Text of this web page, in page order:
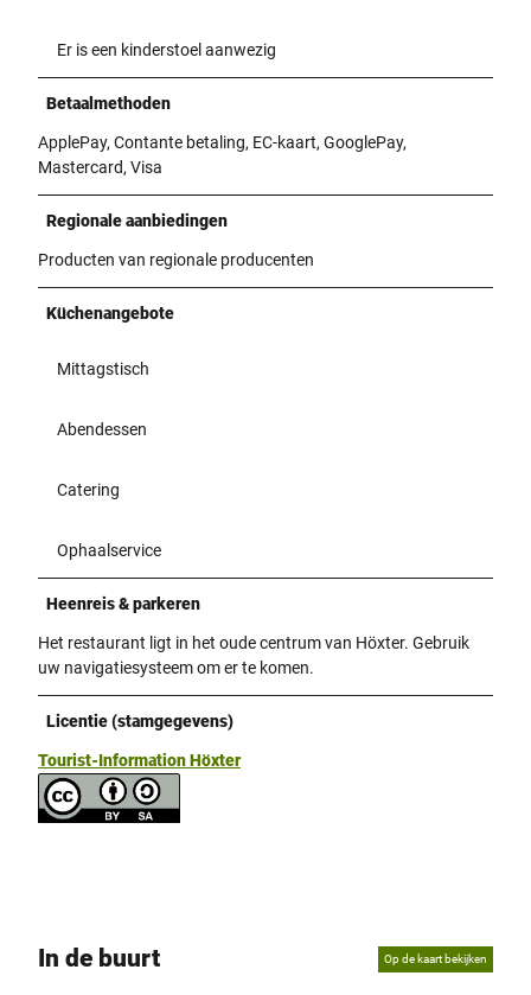
Er is een kinderstoel aanwezig
Betaalmethoden
ApplePay, Contante betaling, EC-kaart, GooglePay,
Mastercard, Visa
Regionale aanbiedingen
Producten van regionale producenten
Küchenangebote
Mittagstisch
Abendessen
Catering
Ophaalservice
Heenreis & parkeren
Het restaurant ligt in het oude centrum van Höxter. Gebruik
uw navigatiesysteem om er te komen.
Licentie (stamgegevens)
Tourist-Information Höxter
In de buurt Op de kaart bekijken